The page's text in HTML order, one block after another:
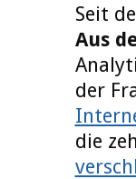
Seit
Aus
der
die